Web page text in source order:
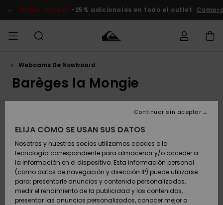
contenidoDOBLE PROMO -25% adicionales en todo el outlet
HOMBRE Ropa
Zapatos y
chanclas
Surf
Ropa
Zapatos y
chanclas
Surf
Shop
Destacados
Snow
SURF
Surf Shop
Hombre
Highlights
Comunidad
SNOW
Tienda
Snow
Hombre
Snow Niños
Tienda
Snow Mujer
DOBLE
Outlet
Hombre
Outlet
Mujer
Accede a tu
Envio
Devoluciones
Pago
Tarjeta de
regalo
Webcams De Nowboard
Barèges la Mongie
Compuesto por las dos estaciones de La Mongie y
Barèges, Le Grand Tourmalet es el dominio esquiable
más extenso de los Pirineos franceses: 61 pistas en
más de 100 km. Ven a ver las webcams en directo de
las pistas del dominio de Grand Tourmalet para
comprobar el tiempo y la nieve. Al pie del Pic du Midi
y de su espacio "freeride", las dos vertientes de este
dominio han sabido conservar sus especificidades: La
ELIJA CÓMO SE USAN SUS DATOS
Nosotros y nuestros socios utilizamos cookies o la
tecnología correspondiente para almacenar y/o acceder a
la información en el dispositivo. Esta información personal
(como datos de navegación y dirección IP) puede utilizarse
para: presentarle anuncios y contenido personalizados,
medir el rendimiento de la publicidad y los contenidos,
presentar las anuncios personalizados, conocer mejor a
Continuar sin aceptar